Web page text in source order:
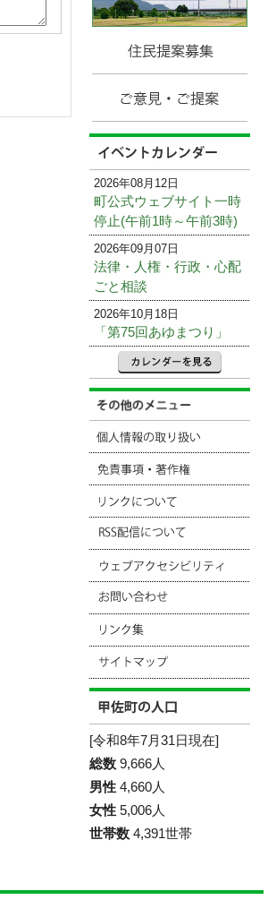
2026年08月12日
町公式ウェブサイト一時
停止(午前1時～午前3時)
2026年09月07日
法律・人権・行政・心配
ごと相談
2026年10月18日
「第75回あゆまつり」
[令和8年7月31日現在]
総数 9,666人
男性 4,660人
女性 5,006人
世帯数 4,391世帯